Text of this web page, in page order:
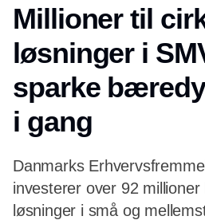
Millioner til
løsninger i
sparke
i gang
Danmarks
investerer over 92
løsninger i små og